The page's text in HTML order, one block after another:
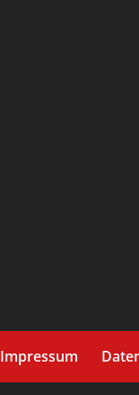
Impressum